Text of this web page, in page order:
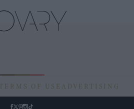
TERMS OF USE ADVERTISING